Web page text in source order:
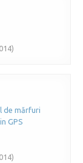
de mărfuri
GPS